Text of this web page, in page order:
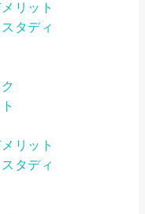
リット
タディ
リット
タディ